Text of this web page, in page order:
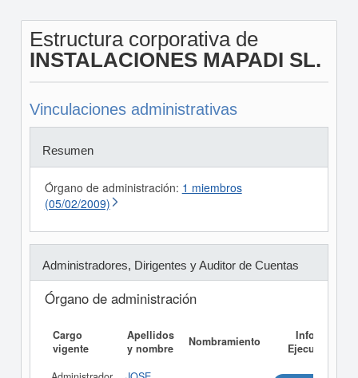
Estructura corporativa de
INSTALACIONES MAPADI SL.
Vinculaciones administrativas
Resumen
Órgano de administración: 1 miembros
(05/02/2009)
Administradores, Dirigentes y Auditor de Cuentas
Órgano de administración
Cargo
vigente
Apellidos
y nombre
Nombramiento
Informe
Ejecutivo